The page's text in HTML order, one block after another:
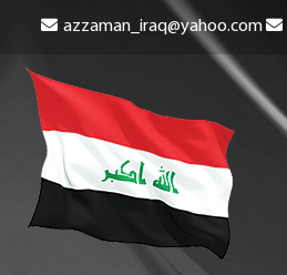
azzaman_iraq@yahoo.com